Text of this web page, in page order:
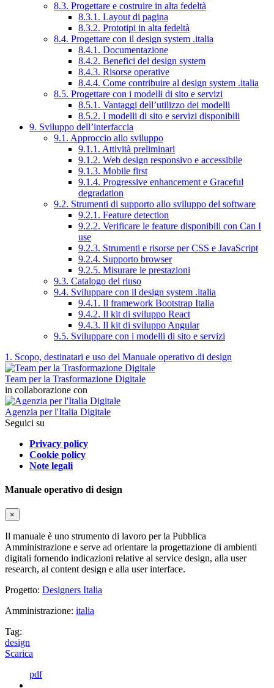
8.3. Progettare e costruire in alta fedeltà
8.3.1. Layout di pagina
8.3.2. Prototipi in alta fedeltà
8.4. Progettare con il design system .italia
8.4.1. Documentazione
8.4.2. Benefici del design system
8.4.3. Risorse operative
8.4.4. Come contribuire al design system .italia
8.5. Progettare con i modelli di sito e servizi
8.5.1. Vantaggi dell’utilizzo dei modelli
8.5.2. I modelli di sito e servizi disponibili
9. Sviluppo dell’interfaccia
9.1. Approccio allo sviluppo
9.1.1. Attività preliminari
9.1.2. Web design responsivo e accessibile
9.1.3. Mobile first
9.1.4. Progressive enhancement e Graceful
degradation
9.2. Strumenti di supporto allo sviluppo del software
9.2.1. Feature detection
9.2.2. Verificare le feature disponibili con Can I
use
9.2.3. Strumenti e risorse per CSS e JavaScript
9.2.4. Supporto browser
9.2.5. Misurare le prestazioni
9.3. Catalogo del riuso
9.4. Sviluppare con il design system .italia
9.4.1. Il framework Bootstrap Italia
9.4.2. Il kit di sviluppo React
9.4.3. Il kit di sviluppo Angular
9.5. Sviluppare con i modelli di sito e servizi
1. Scopo, destinatari e uso del Manuale operativo di design
Team per la Trasformazione Digitale
in collaborazione con
Agenzia per l'Italia Digitale
Seguici su
Privacy policy
Cookie policy
Note legali
Manuale operativo di design
×
Il manuale è uno strumento di lavoro per la Pubblica
Amministrazione e serve ad orientare la progettazione di ambienti
digitali fornendo indicazioni relative al service design, alla user
research, al content design e alla user interface.
Progetto: Designers Italia
Amministrazione: italia
Tag:
design
Scarica
pdf